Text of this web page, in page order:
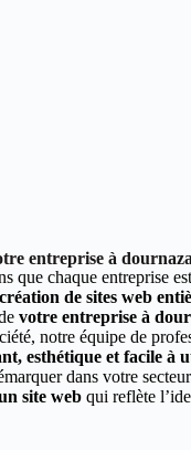
entreprise à
que chaque entreprise
de sites web
votre entreprise à
notre équipe de
esthétique et facile à
dans votre
site web qui reflète